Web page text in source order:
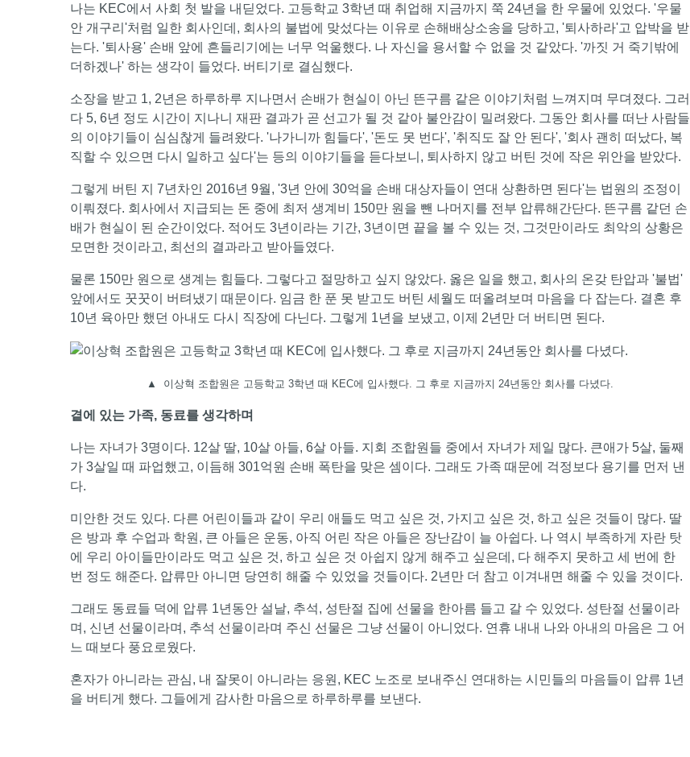
나는 KEC에서 사회 첫 발을 내딛었다. 고등학교 3학년 때 취업해 지금까지 쭉 24년을 한 우물에 있었다. '우물
안 개구리'처럼 일한 회사인데, 회사의 불법에 맞섰다는 이유로 손해배상소송을 당하고, '퇴사하라'고 압박을 받
는다. '퇴사용' 손배 앞에 흔들리기에는 너무 억울했다. 나 자신을 용서할 수 없을 것 같았다. '까짓 거 죽기밖에
더하겠나' 하는 생각이 들었다. 버티기로 결심했다.
소장을 받고 1, 2년은 하루하루 지나면서 손배가 현실이 아닌 뜬구름 같은 이야기처럼 느껴지며 무뎌졌다. 그러
다 5, 6년 정도 시간이 지나니 재판 결과가 곧 선고가 될 것 같아 불안감이 밀려왔다. 그동안 회사를 떠난 사람들
의 이야기들이 심심찮게 들려왔다. '나가니까 힘들다', '돈도 못 번다', '취직도 잘 안 된다', '회사 괜히 떠났다, 복
직할 수 있으면 다시 일하고 싶다'는 등의 이야기들을 듣다보니, 퇴사하지 않고 버틴 것에 작은 위안을 받았다.
그렇게 버틴 지 7년차인 2016년 9월, '3년 안에 30억을 손배 대상자들이 연대 상환하면 된다'는 법원의 조정이
이뤄졌다. 회사에서 지급되는 돈 중에 최저 생계비 150만 원을 뺀 나머지를 전부 압류해간단다. 뜬구름 같던 손
배가 현실이 된 순간이었다. 적어도 3년이라는 기간, 3년이면 끝을 볼 수 있는 것, 그것만이라도 최악의 상황은
모면한 것이라고, 최선의 결과라고 받아들였다.
물론 150만 원으로 생계는 힘들다. 그렇다고 절망하고 싶지 않았다. 옳은 일을 했고, 회사의 온갖 탄압과 '불법'
앞에서도 꿋꿋이 버텨냈기 때문이다. 임금 한 푼 못 받고도 버틴 세월도 떠올려보며 마음을 다 잡는다. 결혼 후
10년 육아만 했던 아내도 다시 직장에 다닌다. 그렇게 1년을 보냈고, 이제 2년만 더 버티면 된다.
▲ 이상혁 조합원은 고등학교 3학년 때 KEC에 입사했다. 그 후로 지금까지 24년동안 회사를 다녔다.
곁에 있는 가족, 동료를 생각하며
나는 자녀가 3명이다. 12살 딸, 10살 아들, 6살 아들. 지회 조합원들 중에서 자녀가 제일 많다. 큰애가 5살, 둘째
가 3살일 때 파업했고, 이듬해 301억원 손배 폭탄을 맞은 셈이다. 그래도 가족 때문에 걱정보다 용기를 먼저 낸
다.
미안한 것도 있다. 다른 어린이들과 같이 우리 애들도 먹고 싶은 것, 가지고 싶은 것, 하고 싶은 것들이 많다. 딸
은 방과 후 수업과 학원, 큰 아들은 운동, 아직 어린 작은 아들은 장난감이 늘 아쉽다. 나 역시 부족하게 자란 탓
에 우리 아이들만이라도 먹고 싶은 것, 하고 싶은 것 아쉽지 않게 해주고 싶은데, 다 해주지 못하고 세 번에 한
번 정도 해준다. 압류만 아니면 당연히 해줄 수 있었을 것들이다. 2년만 더 참고 이겨내면 해줄 수 있을 것이다.
그래도 동료들 덕에 압류 1년동안 설날, 추석, 성탄절 집에 선물을 한아름 들고 갈 수 있었다. 성탄절 선물이라
며, 신년 선물이라며, 추석 선물이라며 주신 선물은 그냥 선물이 아니었다. 연휴 내내 나와 아내의 마음은 그 어
느 때보다 풍요로웠다.
혼자가 아니라는 관심, 내 잘못이 아니라는 응원, KEC 노조로 보내주신 연대하는 시민들의 마음들이 압류 1년
을 버티게 했다. 그들에게 감사한 마음으로 하루하루를 보낸다.